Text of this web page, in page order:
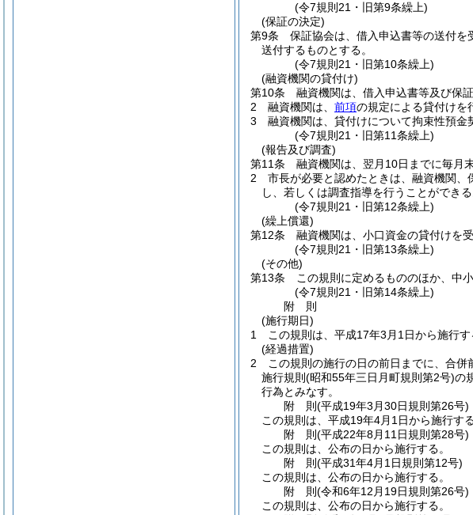
(令7規則21・旧第9条繰上)
(保証の決定)
第9条
保証協会は、借入申込書等の送付
送付するものとする。
(令7規則21・旧第10条繰上)
(融資機関の貸付け)
第10条
融資機関は、借入申込書等及び保
2
融資機関は、 前項の規定による貸付けを
3
融資機関は、貸付けについて拘束性預金
(令7規則21・旧第11条繰上)
(報告及び調査)
第11条
融資機関は、翌月10日までに毎月
2
市長が必要と認めたときは、融資機関
し、若しくは調査指導を行うことができる
(令7規則21・旧第12条繰上)
(繰上償還)
第12条
融資機関は、小口資金の貸付けを
(令7規則21・旧第13条繰上)
(その他)
第13条
この規則に定めるもののほか、中
(令7規則21・旧第14条繰上)
附 則
(施行期日)
1
この規則は、平成17年3月1日から施行す
(経過措置)
2
この規則の施行の日の前日までに、合
施行規則 (昭和55年三日月町規則第2号)の
行為とみなす。
附 則(平成19年3月30日規則第26号)
この規則は、平成19年4月1日から施行する
附 則(平成22年8月11日規則第28号)
この規則は、公布の日から施行する。
附 則(平成31年4月1日規則第12号)
この規則は、公布の日から施行する。
附 則(令和6年12月19日規則第26号)
この規則は、公布の日から施行する。